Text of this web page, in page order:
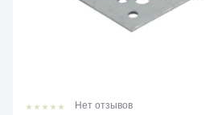
Нет отзывов